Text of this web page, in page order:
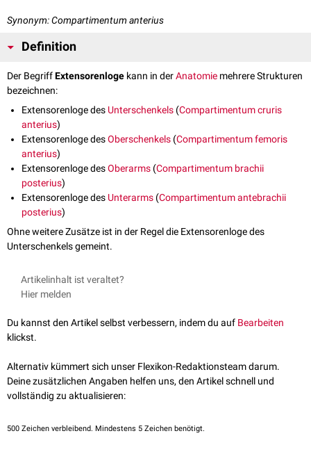
Synonym: Compartimentum anterius
Definition
Der BegriffExtensorenloge kann in derAnatomie mehrere Strukturen
bezeichnen:
Extensorenloge des Unterschenkels (Compartimentum cruris
anterius)
Extensorenloge desOberschenkels (Compartimentum femoris
anterius)
Extensorenloge desOberarms (Compartimentum brachii
posterius)
Extensorenloge des Unterarms (Compartimentum antebrachii
posterius)
Ohne weitere Zusätze ist in der Regel die Extensorenloge des
Unterschenkels gemeint.
Artikelinhalt ist veraltet?
Hier melden
Du kannst den Artikel selbst verbessern, indem du auf Bearbeiten
klickst.
Alternativ kümmert sich unser Flexikon-Redaktionsteam darum.
Deine zusätzlichen Angaben helfen uns, den Artikel schnell und
vollständig zu aktualisieren:
500 Zeichen verbleibend. Mindestens 5 Zeichen benötigt.